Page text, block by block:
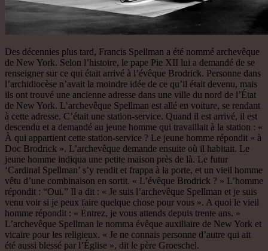
Des décennies plus tard, Francis Spellman a été nommé archevêque
de New York. Selon l’histoire, le pape Pie XII lui a demandé de se
renseigner sur ce qui était arrivé à l’évêque Brodrick. Personne dans
l’archidiocèse n’avait la moindre idée de ce qu’il était devenu, mais
ils ont trouvé une ancienne adresse dans une ville du nord de l’État
de New York. L’archevêque Spellman est allé en voiture, se rendant
à cette adresse. C’était une station-service. Quand il est arrivé, il est
descendu et a demandé au jeune homme qui travaillait à la station : «
À qui appartient cette station-service ? Le jeune homme répondit « à
Doc Brodrick ». L’archevêque demande ensuite où il habitait. Le
jeune homme indiqua une petite maison près de là. Le futur
‘Cardinal Spellman’ s’y rendit et frappa à la porte, et un vieil homme
vêtu d’une combinaison en sortit. « L’évêque Brodrick ? » L’homme
répondit : “Oui.” Il a dit : « Je suis l’archevêque Spellman et je suis
venu voir si je peux faire quelque chose pour vous ». A quoi le vieil
homme répondit : « Entrez, je vous attends depuis trente ans. »
L’archevêque Spellman le nomma évêque auxiliaire de New York et
vicaire pour les religieux. « Je ne connais personne d’autre qui ait
été aussi blessé par l’Église », dit le père Groeschel.